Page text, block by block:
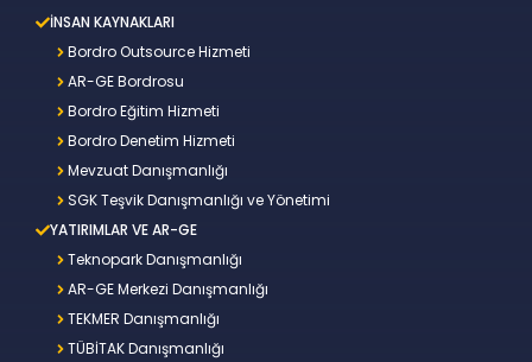
İNSAN KAYNAKLARI
Bordro Outsource Hizmeti
AR-GE Bordrosu
Bordro Eğitim Hizmeti
Bordro Denetim Hizmeti
Mevzuat Danışmanlığı
SGK Teşvik Danışmanlığı ve Yönetimi
YATIRIMLAR VE AR-GE
Teknopark Danışmanlığı
AR-GE Merkezi Danışmanlığı
TEKMER Danışmanlığı
TÜBİTAK Danışmanlığı